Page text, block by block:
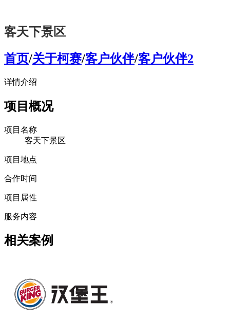
客天下景区
首页/关于柯赛/客户伙伴/客户伙伴2
详情介绍
项目概况
项目名称
客天下景区
项目地点
合作时间
项目属性
服务内容
相关案例